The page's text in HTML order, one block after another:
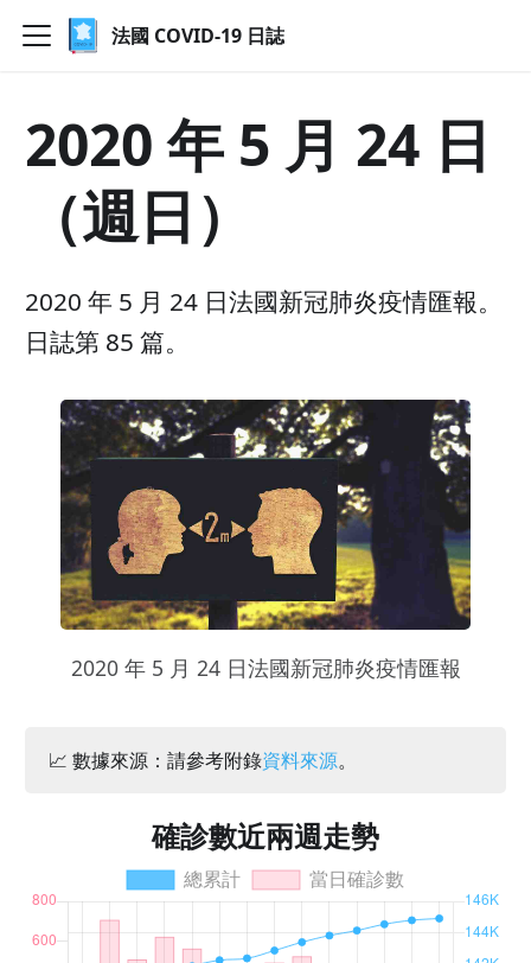
法國 COVID-19 日誌
2020 年 5 月 24 日
（週日）
2020 年 5 月 24 日法國新冠肺炎疫情匯報。
日誌第 85 篇。
2020 年 5 月 24 日法國新冠肺炎疫情匯報
📈 數據來源：請參考附錄資料來源。
確診數近兩週走勢